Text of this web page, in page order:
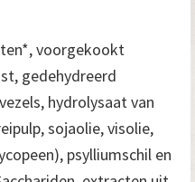
voorgekookt
gedehydreerd
hydrolysaat van
sojaolie, visolie,
psylliumschil en